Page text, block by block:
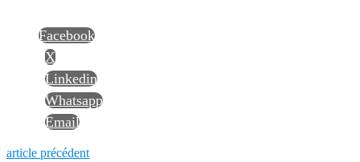
Facebook
X
Linkedin
Whatsapp
Email
article précédentPrevious